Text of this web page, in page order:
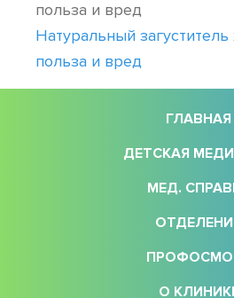
Натуральный
польза и вред
ГЛАВНАЯ
ДЕТСКАЯ
МЕД.
О